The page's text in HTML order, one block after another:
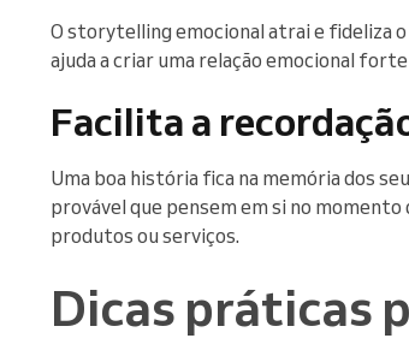
O storytelling emocional atrai e fideliza
ajuda a criar uma relação emocional
Facilita a
Uma boa história fica na memória dos
provável que pensem em si no
produtos ou serviços.
Dicas práticas